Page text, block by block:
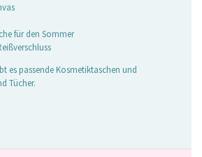
für den Sommer
es passende Kosmetiktaschen und
Tücher.